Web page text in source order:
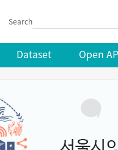
Search
Dataset Open